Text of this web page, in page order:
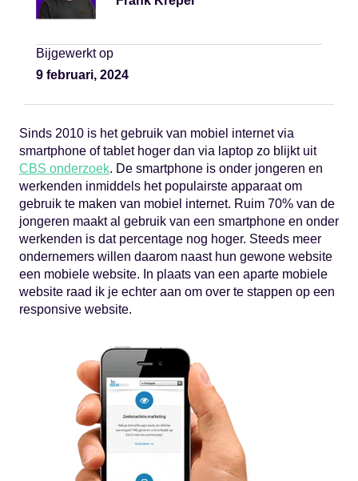
Bijgewerkt op
9 februari, 2024
Sinds 2010 is het gebruik van mobiel internet via
smartphone of tablet hoger dan via laptop zo blijkt uit
CBS onderzoek. De smartphone is onder jongeren en
werkenden inmiddels het populairste apparaat om
gebruik te maken van mobiel internet. Ruim 70% van de
jongeren maakt al gebruik van een smartphone en onder
werkenden is dat percentage nog hoger. Steeds meer
ondernemers willen daarom naast hun gewone website
een mobiele website. In plaats van een aparte mobiele
website raad ik je echter aan om over te stappen op een
responsive website.